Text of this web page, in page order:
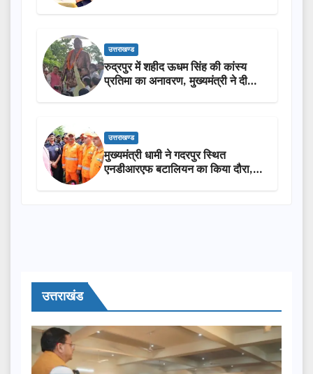
उत्तराखण्ड
रुद्रपुर में शहीद ऊधम सिंह की कांस्य
प्रतिमा का अनावरण, मुख्यमंत्री ने दी
उत्तराखण्ड
मुख्यमंत्री धामी ने गदरपुर स्थित
एनडीआरएफ बटालियन का किया दौरा,
उत्तराखंड